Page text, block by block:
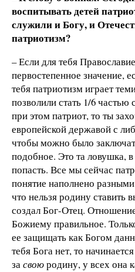
воспитывать детей
служили и Богу, и
патриотизм?
–Если для тебя
первостепенное значение,
тебя патриотизм играет
позволили стать 1/6
при этом патриот, то ты
европейской державой с
чтобы можно было
подобное. Это та ловушка,
попасть. Все мы сейчас
понятие наполнено
что нельзя родину ставить
создал Бог-Отец.
Божиему правильное.
ее защищать как Богом
тебя Бога нет, то
засвоюродину, у всех она